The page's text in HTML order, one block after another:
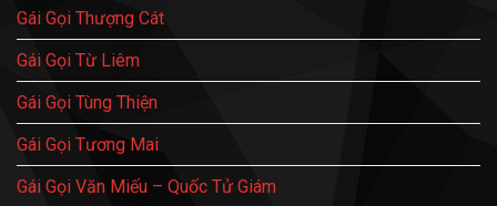
Gái Gọi Thượng Cát
Gái Gọi Từ Liêm
Gái Gọi Tùng Thiện
Gái Gọi Tương Mai
Gái Gọi Văn Miếu – Quốc Tử Giám